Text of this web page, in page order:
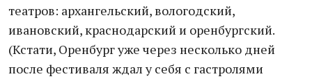
театров: архангельский, вологодский,
ивановский, краснодарский и оренбургский.
(Кстати, Оренбург уже через несколько дней
после фестиваля ждал у себя с гастролями